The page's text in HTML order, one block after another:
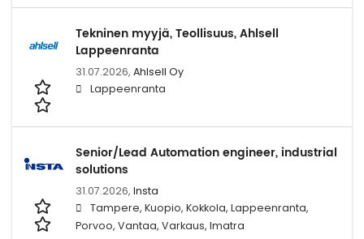
Tekninen myyjä, Teollisuus, Ahlsell
Lappeenranta
31.07.2026, Ahlsell Oy
Lappeenranta
Senior/Lead Automation engineer, industrial
solutions
31.07.2026, Insta
Tampere, Kuopio, Kokkola, Lappeenranta,
Porvoo, Vantaa, Varkaus, Imatra